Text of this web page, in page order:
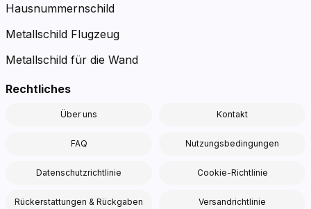
Hausnummernschild
Metallschild Flugzeug
Metallschild für die Wand
Rechtliches
Über uns Kontakt
FAQ Nutzungsbedingungen
Datenschutzrichtlinie Cookie-Richtlinie
Rückerstattungen & Rückgaben Versandrichtlinie